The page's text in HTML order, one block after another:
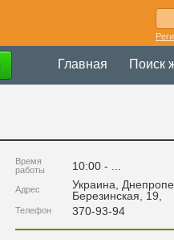
Главная Поиск
Время
работы
10:00 - ...
Адрес Украина
Березинская, 19
Телефон 370-93-94